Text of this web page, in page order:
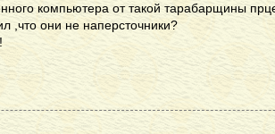
компьютера от такой тарабарщины
,что они не наперсточники?